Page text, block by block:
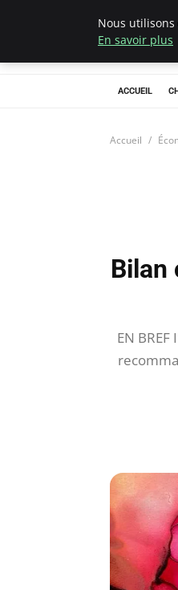
ACCUEIL
Accueil
Bilan
EN
Nous
En savoir plus